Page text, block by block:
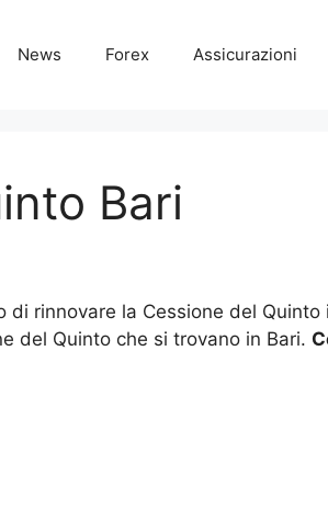
News Forex Assicurazioni
Bari
di rinnovare la Cessione del Quinto
del Quinto che si trovano in Bari.